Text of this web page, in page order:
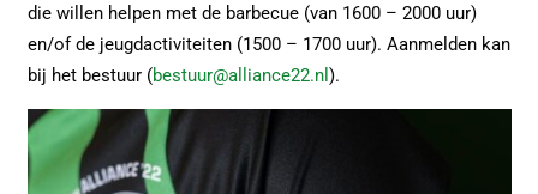
die willen helpen met de barbecue (van 1600 – 2000 uur)
en/of de jeugdactiviteiten (1500 – 1700 uur). Aanmelden kan
bij het bestuur (bestuur@alliance22.nl ).